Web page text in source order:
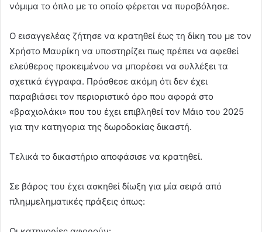
νόμιμα το όπλο με το οποίο φέρεται να πυροβόλησε.
Ο εισαγγελέας ζήτησε να κρατηθεί έως τη δίκη του με τον
Χρήστο Μαυρίκη να υποστηρίζει πως πρέπει να αφεθεί
ελεύθερος προκειμένου να μπορέσει να συλλέξει τα
σχετικά έγγραφα. Πρόσθεσε ακόμη ότι δεν έχει
παραβιάσει τον περιοριστικό όρο που αφορά στο
«βραχιολάκι» που του έχει επιβληθεί τον Μάιο του 2025
για την κατηγορια της δωροδοκίας δικαστή.
Τελικά το δικαστήριο αποφάσισε να κρατηθεί.
Σε βάρος του έχει ασκηθεί δίωξη για μία σειρά από
πλημμεληματικές πράξεις όπως: